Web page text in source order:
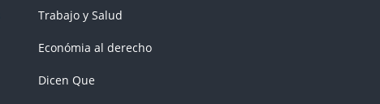
Trabajo y Salud
Económia al derecho
Dicen Que